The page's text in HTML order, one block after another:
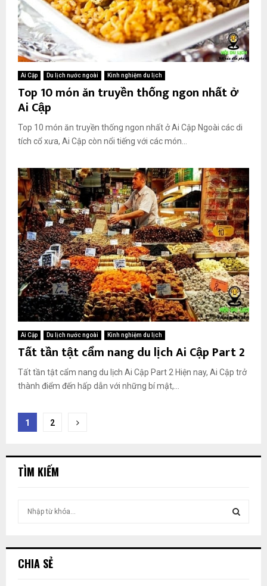
Ai Cập Du lịch nước ngoài Kinh nghiệm du lịch
Top 10 món ăn truyền thống ngon nhất ở
Ai Cập
Top 10 món ăn truyền thống ngon nhất ở Ai Cập Ngoài các di
tích cổ xưa, Ai Cập còn nổi tiếng với các món...
Ai Cập Du lịch nước ngoài Kinh nghiệm du lịch
Tất tần tật cẩm nang du lịch Ai Cập Part 2
Tất tần tật cẩm nang du lịch Ai Cập Part 2 Hiện nay, Ai Cập trở
thành điểm đến hấp dẫn với những bí mật,...
Phân
bài
1 2
TÌM KIẾM
ế
CHIA SẺ